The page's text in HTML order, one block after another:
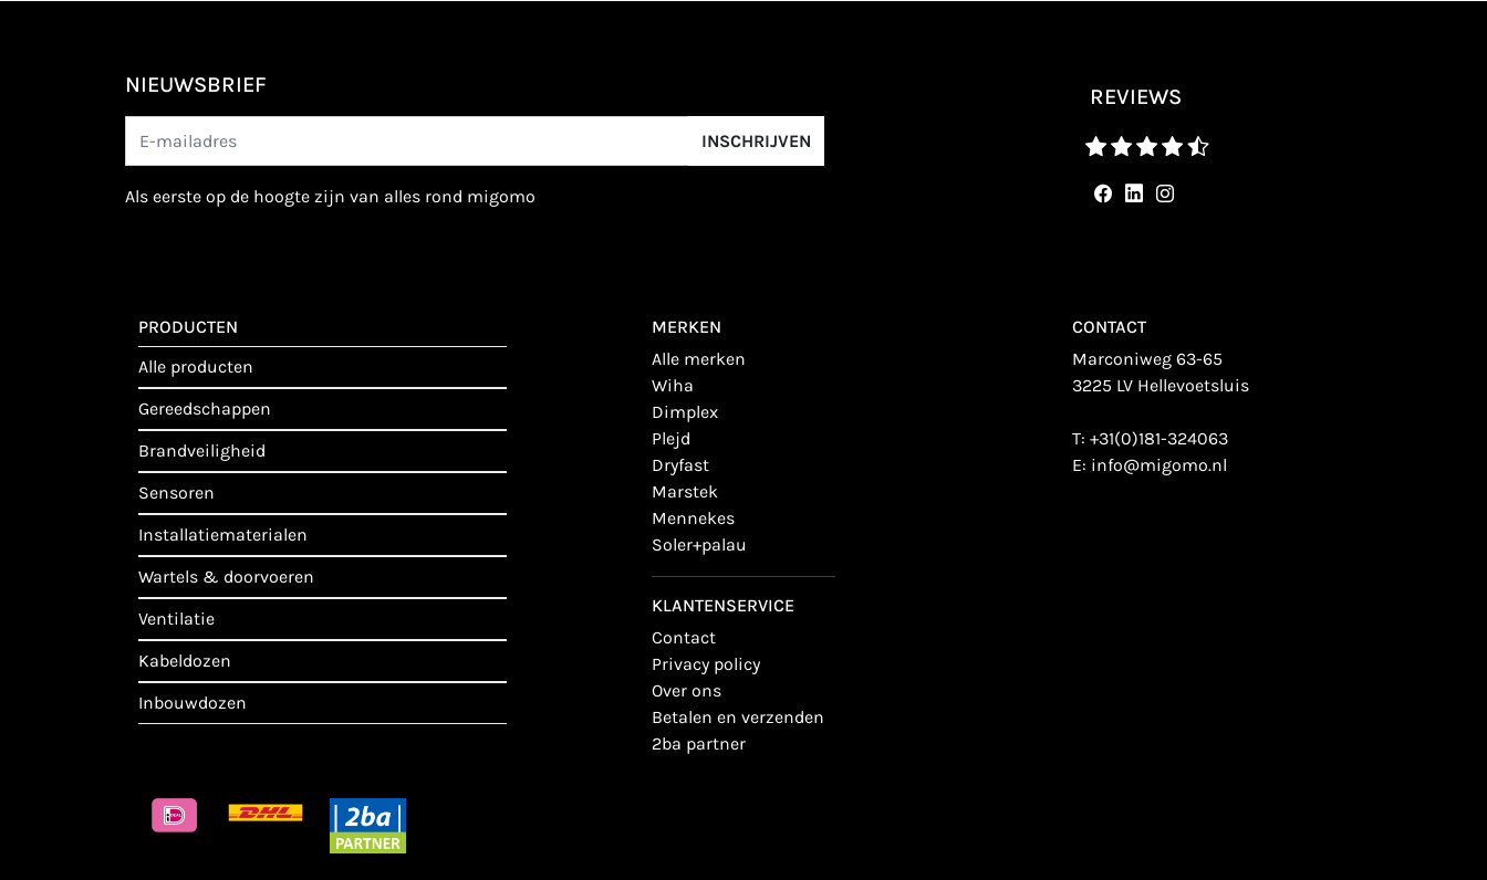
NIEUWSBRIEF
INSCHRIJVEN
als eerste op de hoogte zijn van alles rond migomo
REVIEWS
PRODUCTEN
alle producten
gereedschappen
brandveiligheid
sensoren
installatiematerialen
wartels & doorvoeren
ventilatie
kabeldozen
inbouwdozen
MERKEN
alle merken
wiha
dimplex
plejd
dryfast
marstek
mennekes
soler+palau
KLANTENSERVICE
contact
privacy policy
over ons
betalen en verzenden
2ba partner
CONTACT
Marconiweg 63-65
3225 LV Hellevoetsluis
T:+31(0)181-324063
E: info@migomo.nl